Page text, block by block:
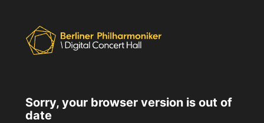
Sorry, your browser version is out of
date